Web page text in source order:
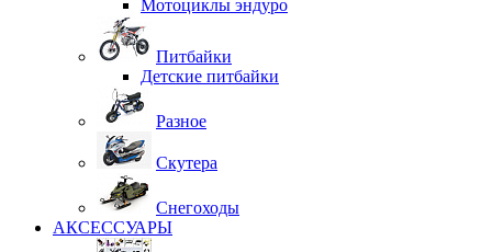
Мотоциклы эндуро
Питбайки
Детские питбайки
Разное
Скутера
Снегоходы
АКСЕССУАРЫ